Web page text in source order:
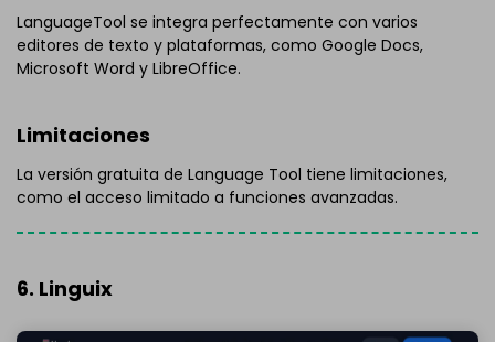
LanguageTool se integra perfectamente con varios
editores de texto y plataformas, como Google Docs,
Microsoft Word y LibreOffice.
Limitaciones
La versión gratuita de Language Tool tiene limitaciones,
como el acceso limitado a funciones avanzadas.
6. Linguix